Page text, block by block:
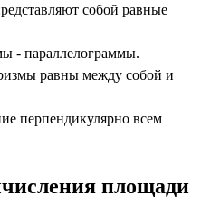
собой равные
- параллелограммы.
равны между собой и
перпендикулярно всем
площади